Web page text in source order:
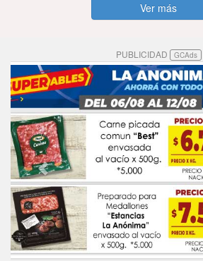
Ver más
PUBLICIDAD GCAds